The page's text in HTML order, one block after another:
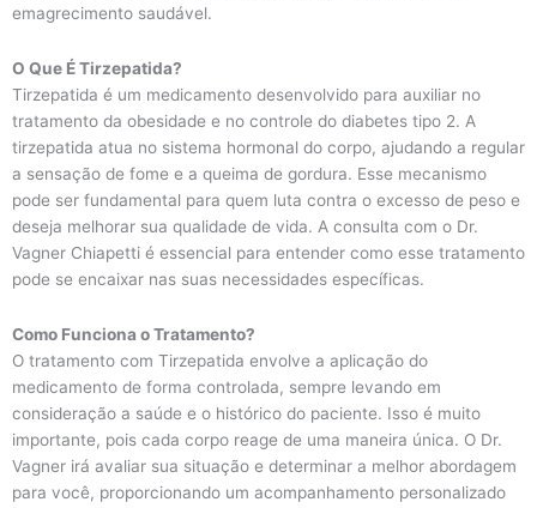
emagrecimento saudável.
O Que É Tirzepatida?
Tirzepatida é um medicamento desenvolvido para auxiliar no
tratamento da obesidade e no controle do diabetes tipo 2. A
tirzepatida atua no sistema hormonal do corpo, ajudando a regular
a sensação de fome e a queima de gordura. Esse mecanismo
pode ser fundamental para quem luta contra o excesso de peso e
deseja melhorar sua qualidade de vida. A consulta com o Dr.
Vagner Chiapetti é essencial para entender como esse tratamento
pode se encaixar nas suas necessidades específicas.
Como Funciona o Tratamento?
O tratamento com Tirzepatida envolve a aplicação do
medicamento de forma controlada, sempre levando em
consideração a saúde e o histórico do paciente. Isso é muito
importante, pois cada corpo reage de uma maneira única. O Dr.
Vagner irá avaliar sua situação e determinar a melhor abordagem
para você, proporcionando um acompanhamento personalizado